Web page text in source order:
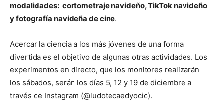
modalidades: cortometraje navideño, TikTok navideño
y fotografía navideña de cine.
Acercar la ciencia a los más jóvenes de una forma
divertida es el objetivo de algunas otras actividades. Los
experimentos en directo, que los monitores realizarán
los sábados, serán los días 5, 12 y 19 de diciembre a
través de Instagram (@ludotecaedyocio).